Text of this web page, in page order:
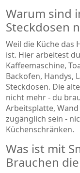
Warum sind
Steckdosen
Weil die Küche das
ist. Hier arbeitest
Kaffeemaschine,
Backofen, Handys,
Steckdosen. Die
nicht mehr - du
Arbeitsplatte,
zugänglich sein -
Küchenschränken.
Was ist mit
Brauchen